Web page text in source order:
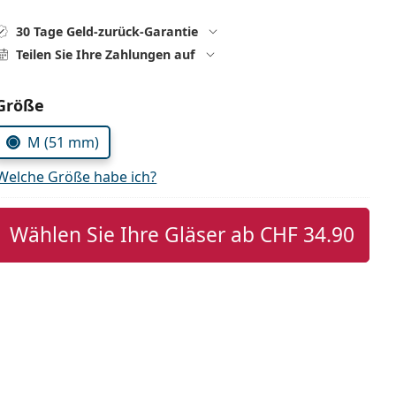
30 Tage Geld-zurück-Garantie
Teilen Sie Ihre Zahlungen auf
wählen
M (51 mm)
Größe habe ich?
Wählen Sie Ihre Gläser ab CHF 34.90